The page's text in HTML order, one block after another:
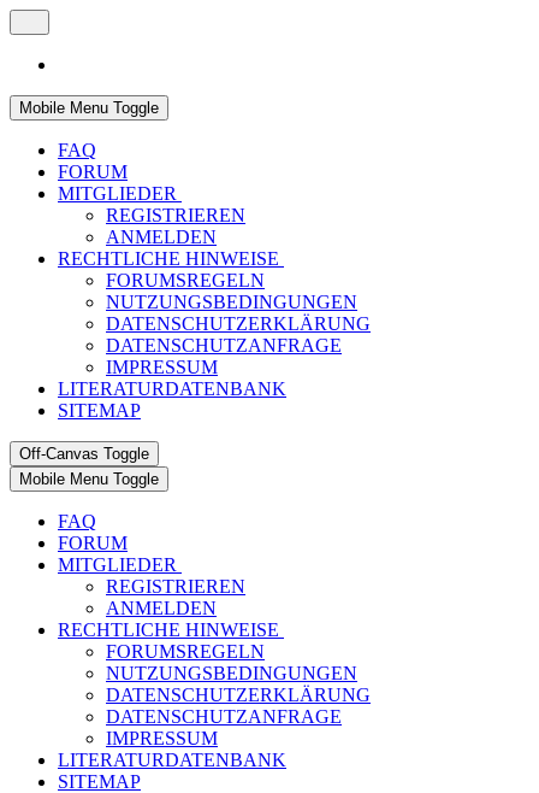
Mobile Menu Toggle
FAQ
FORUM
MITGLIEDER
REGISTRIEREN
ANMELDEN
RECHTLICHE HINWEISE
FORUMSREGELN
NUTZUNGSBEDINGUNGEN
DATENSCHUTZERKLÄRUNG
DATENSCHUTZANFRAGE
IMPRESSUM
LITERATURDATENBANK
SITEMAP
Off-Canvas Toggle
Mobile Menu Toggle
FAQ
FORUM
MITGLIEDER
REGISTRIEREN
ANMELDEN
RECHTLICHE HINWEISE
FORUMSREGELN
NUTZUNGSBEDINGUNGEN
DATENSCHUTZERKLÄRUNG
DATENSCHUTZANFRAGE
IMPRESSUM
LITERATURDATENBANK
SITEMAP